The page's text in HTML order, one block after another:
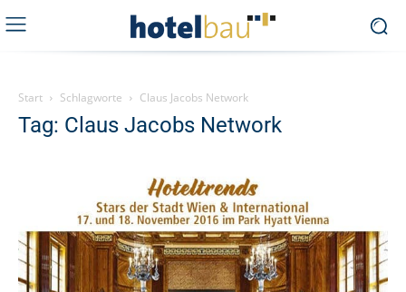
Start Schlagworte Claus Jacobs Network
Tag: Claus Jacobs Network